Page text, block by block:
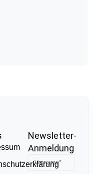
Newsletter-
Anmeldung